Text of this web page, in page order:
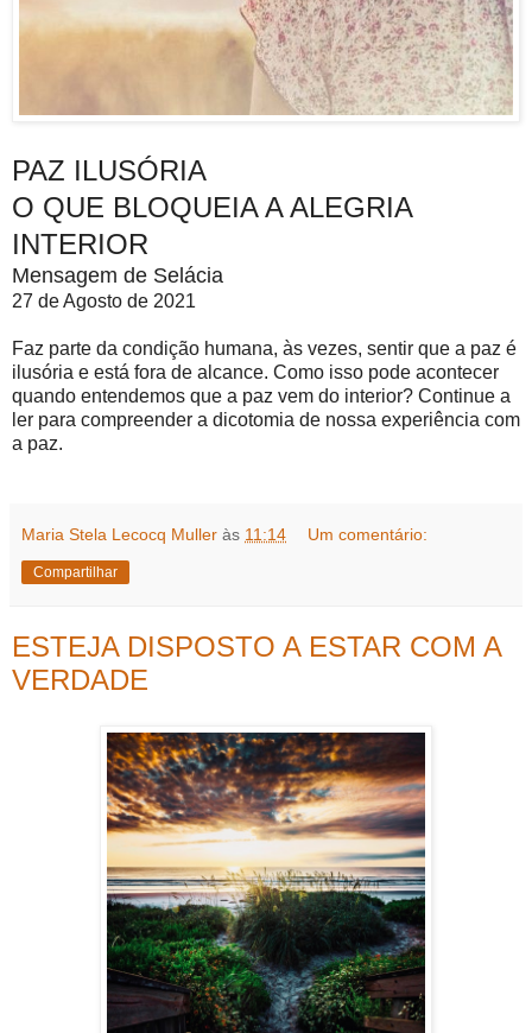
PAZ ILUSÓRIA
O QUE BLOQUEIA A ALEGRIA
INTERIOR
Mensagem de Selácia
27 de Agosto de 2021
Faz parte da condição humana, às vezes, sentir que a paz é
ilusória e está fora de alcance. Como isso pode acontecer
quando entendemos que a paz vem do interior? Continue a
ler para compreender a dicotomia de nossa experiência com
a paz.
Maria Stela Lecocq Muller às 11:14 Um comentário:
Compartilhar
ESTEJA DISPOSTO A ESTAR COM A
VERDADE